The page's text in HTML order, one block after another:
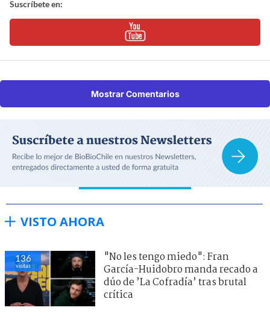
Suscríbete en:
Mostrar Comentarios
VISTO AHORA
136
visitas
"No les tengo miedo": Fran
García-Huidobro manda recado a
dúo de ’La Cofradía’ tras brutal
crítica